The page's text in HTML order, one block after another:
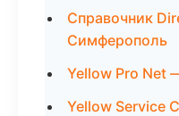
Справочник
Симферополь
Yellow Pro Net
Yellow Service